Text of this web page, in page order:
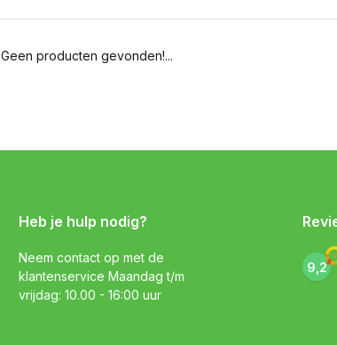
Geen producten gevonden!...
Heb je hulp nodig?
Neem contact op met de
klantenservice Maandag t/m
vrijdag: 10.00 - 16:00 uur
9,2